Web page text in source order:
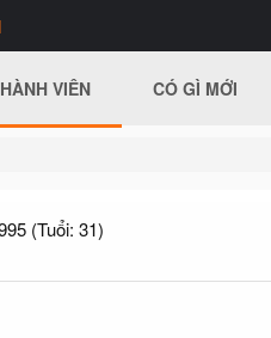
VIÊN CÓ GÌ MỚI
(Tuổi: 31)